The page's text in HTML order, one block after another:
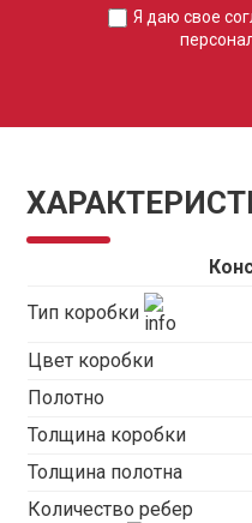
Я даю свое
Тип коробки
Цвет коробки
Полотно
Толщина коробки
Толщина полотна
Количество ребер